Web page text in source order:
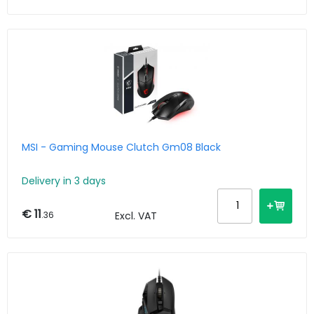
MSI - Gaming Mouse Clutch Gm08 Black
Delivery in 3 days
€ 11.36 Excl. VAT